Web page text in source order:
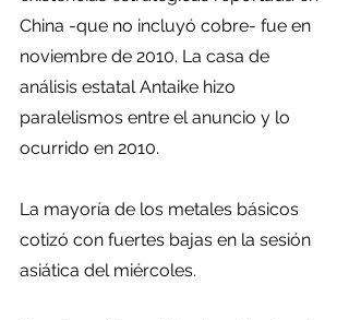
China -que no incluyó cobre- fue en
noviembre de 2010. La casa de
análisis estatal Antaike hizo
paralelismos entre el anuncio y lo
ocurrido en 2010.
La mayoría de los metales básicos
cotizó con fuertes bajas en la sesión
asiática del miércoles.